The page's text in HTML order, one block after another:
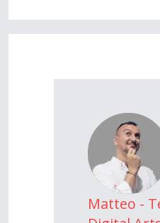
Matteo -